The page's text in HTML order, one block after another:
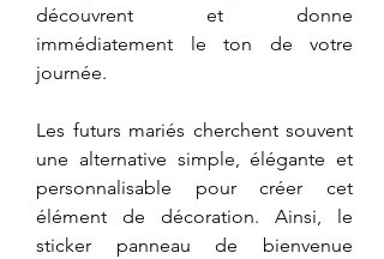
découvrent et donne
immédiatement le ton de votre
journée.
Les futurs mariés cherchent souvent
une alternative simple, élégante et
personnalisable pour créer cet
élément de décoration. Ainsi, le
sticker panneau de bienvenue